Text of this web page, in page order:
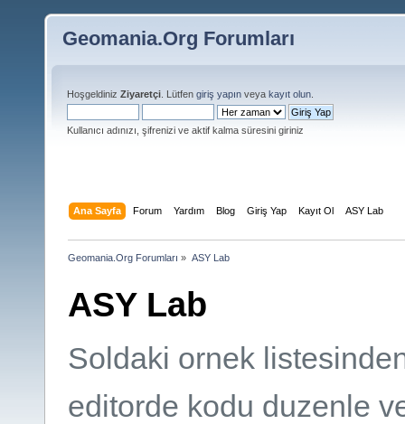
Geomania.Org Forumları
Hoşgeldiniz Ziyaretçi . Lütfen giriş yapın veya kayıt olun
Kullanıcı adınızı, şifrenizi ve aktif kalma süresini giriniz
Ana Sayfa Forum Yardım Blog Giriş Yap Kayıt Ol ASY Lab
Geomania.Org Forumları » ASY Lab
ASY Lab
Soldaki ornek
editorde kodu duzenle